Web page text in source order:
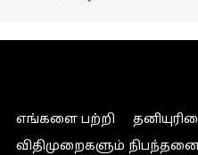
எங்களை பற்றி
விதிமுறைகளும்